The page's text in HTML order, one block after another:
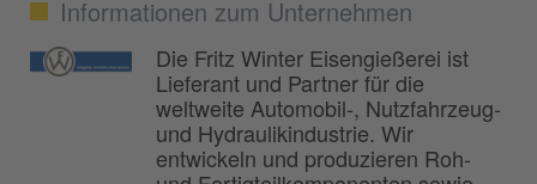
Informationen zum Unternehmen
Die Fritz Winter Eisengießerei ist
Lieferant und Partner für die
weltweite Automobil-, Nutzfahrzeug-
und Hydraulikindustrie. Wir
entwickeln und produzieren Roh-